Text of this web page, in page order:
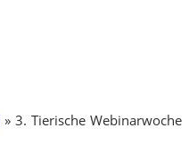
» 3. Tierische Webinarwoche